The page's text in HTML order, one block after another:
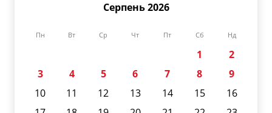
Серпень 2026
Пн Вт Ср Чт Пт Сб Нд
1
2
3
4 5 6 7 8
9
10
11 12 13 14 15
16